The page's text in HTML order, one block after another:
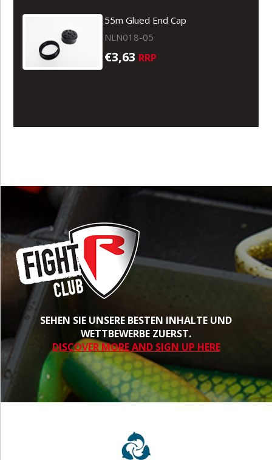
55m Glued End Cap
NLN018-05
€3,63 RRP
SEHEN SIE UNSERE BESTEN INHALTE UND
WETTBEWERBE ZUERST.
DISCOVER MORE AND SIGN UP HERE